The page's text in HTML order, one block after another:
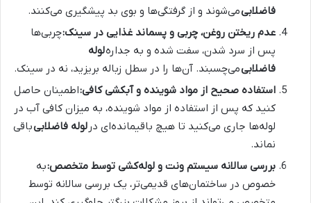
فاضلابیمی‌شوند و از گرفتگی‌ها و بوی بد پیشگیری می‌کنند.
عدم ریختن روغن، چربی و پسماند غذایی در سینک:چربی‌ها
پس از سرد شدن، سفت شده و به جدارهلوله
فاضلابیمی‌چسبند. آن‌ها را در سطل زباله بریزید، نه در سینک.
استفاده صحیح از مواد شوینده و آبکشی کافی:اطمینان حاصل
کنید که پس از استفاده از مواد شوینده، به میزان کافی آب در
لوله‌ها جاری می‌کنید تا هیچ باقیمانده‌ای در لوله فاضلابیباقی
نماند.
بررسی سالانه سیستم ونت و لوله‌کشی توسط متخصص:به
خصوص در ساختمان‌های قدیمی‌تر، یک بررسی سالانه توسط